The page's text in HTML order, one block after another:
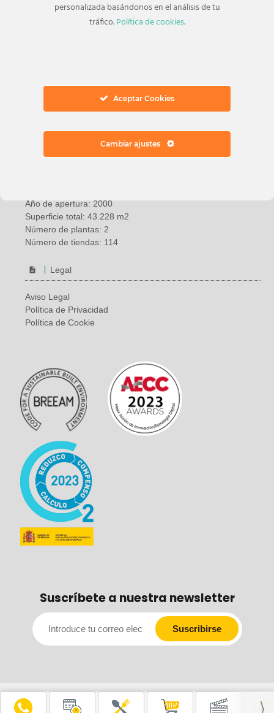
Avenida Juan Carlos I, 18
29740 Torre del Mar
Teléfono:952 547 267
Año de apertura: 2000
Superficie total: 43.228 m2
Número de plantas: 2
Número de tiendas: 114
Legal
Aviso Legal
Política de Privacidad
Política de Cookie
Suscríbete a nuestra newsletter
personalizada basándonos en el análisis de tu
tráfico.Política de cookies.
Aceptar Cookies
Cambiar ajustes